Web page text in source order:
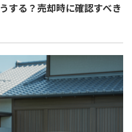
する？売却時に確認すべき